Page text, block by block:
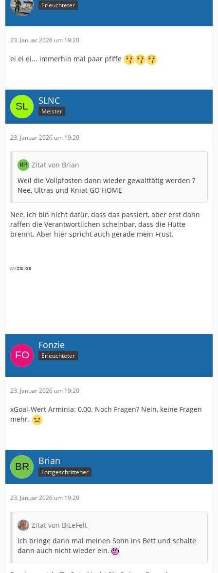
Erleuchteter
23. Januar 2026 um 19:20
ei ei ei... immerhin mal paar pfiffe
SLNC
Meister
23. Januar 2026 um 19:20
Zitat von Brian
Weil die Vollpfosten dann wieder gewalttätig werden ?
Nee, Ultras und Kniat GO HOME
Nee, ich bin nicht dafür, dass das passiert, aber erst dann
raffen die Verantwortlichen scheinbar, dass die Hütte
brennt. Aber hier spricht auch gerade mein Frust.
Fonzie
Erleuchteter
23. Januar 2026 um 19:20
xGoal-Wert Arminia: 0,00. Noch Fragen? Nein, keine Fragen
mehr.
Brian
Fortgeschrittener
23. Januar 2026 um 19:20
Zitat von BiLeFelt
Ich bringe dann mal meinen Sohn ins Bett und schalte
dann auch nicht wieder ein.